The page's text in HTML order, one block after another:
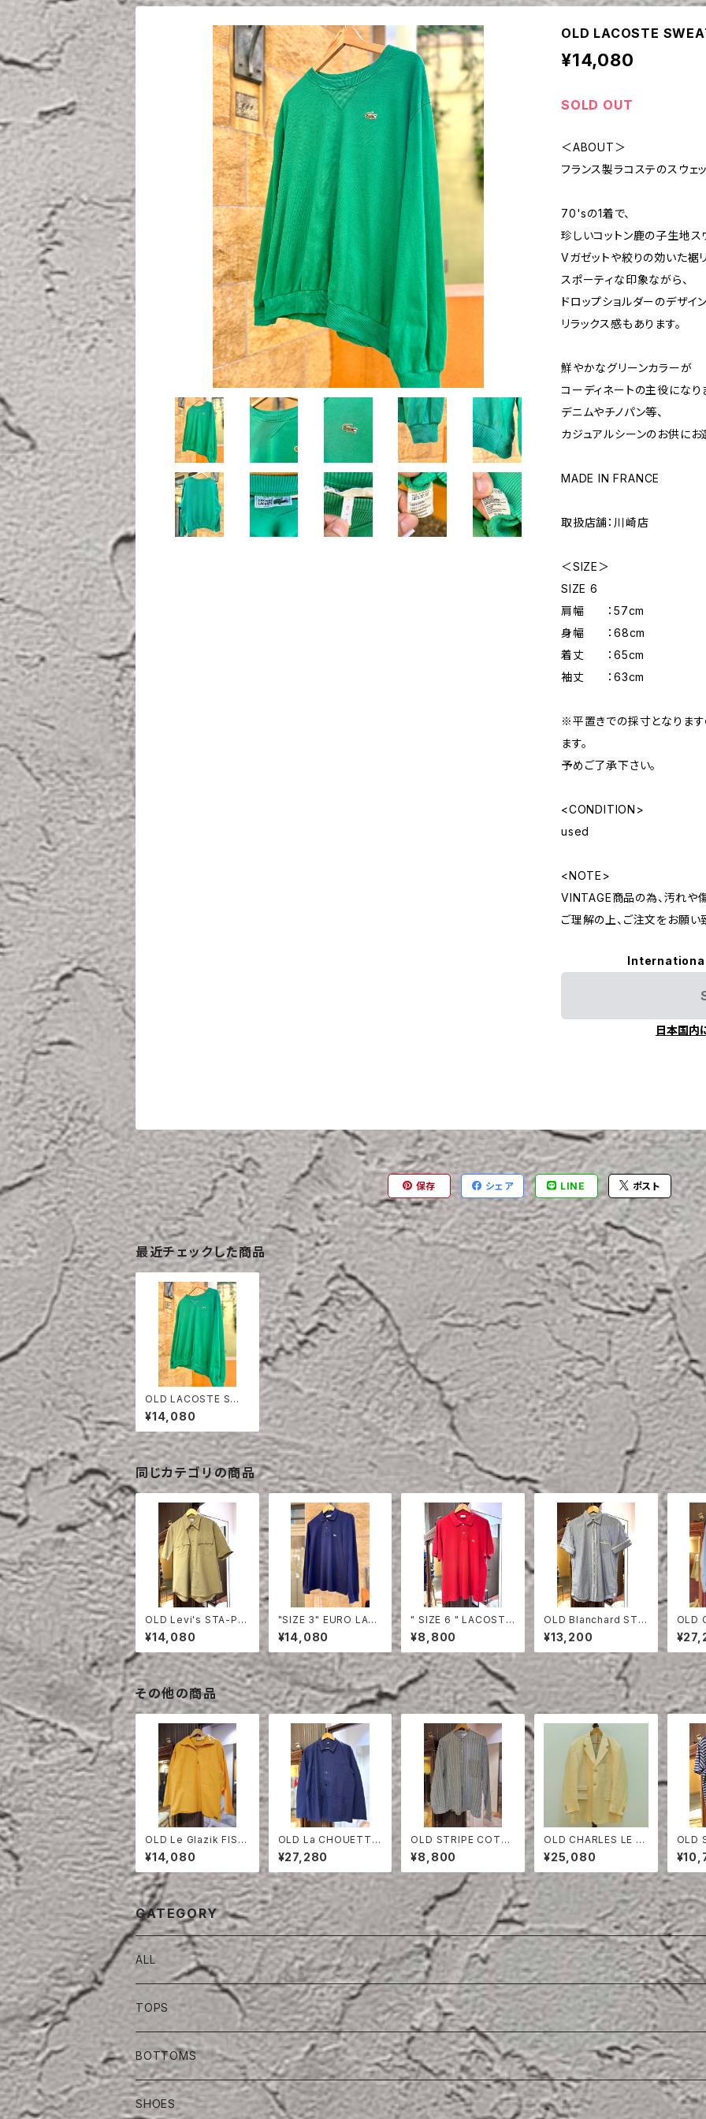
OLD LACOSTE
¥14,080
SOLD OUT
＜ABOUT＞
フランス製ラコステのスウェ
70'sの1着で、
珍しいコットン鹿の子生地ス
Vガゼットや絞りの効いた裾
スポーティな印象ながら、
ドロップショルダーのデザ
リラックス感もあります。
鮮やかなグリーンカラーが
コーディネートの主役になり
デニムやチノパン等、
カジュアルシーンのお供にお
MADE IN FRANCE
取扱店舗：川崎店
＜SIZE＞
SIZE 6
肩幅 ：57cm
身幅 ：68cm
着丈 ：65cm
袖丈 ：63cm
※平置きでの採寸となりま
ます。
予めご了承下さい。
<CONDITION>
used
<NOTE>
VINTAGE商品の為、汚れや
ご理解の上、ご注文をお願い
日本国内
保存 シェア LINE ポスト
最近チェックした商品
OLD LACOSTE SWE
AT SHIRT
¥14,080
同じカテゴリの商品
OLD Levi's STA-PR
EST HALF SLEEVE S
HIRT
¥14,080
"SIZE 3" EURO LAC
OSTE POLO SHIRT
LONG SLEEVE
¥14,080
" SIZE 6 " LACOSTE
POLO SHIRT RED
¥8,800
OLD Blanchard STRI
PE COTTON HALF S
LEEVE SHIRT
¥13,200
OLD
ON
その他の商品
OLD Le Glazik FISH
ERMAN SMOCK
¥14,080
OLD La CHOUETTE
COTTON TWILL JA
CKET DEAD STOCK
¥27,280
OLD STRIPE COTT
ON SHIRT
¥8,800
OLD CHARLES LE G
OLF LINEN HERRING
BONE TAILORED JA
CKET
¥25,080
OLD
CATEGORY
ALL
TOPS
BOTTOMS
SHOES